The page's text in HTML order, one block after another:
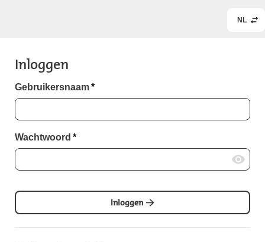
NL
Inloggen
Gebruikersnaam*
Wachtwoord *
Inloggen